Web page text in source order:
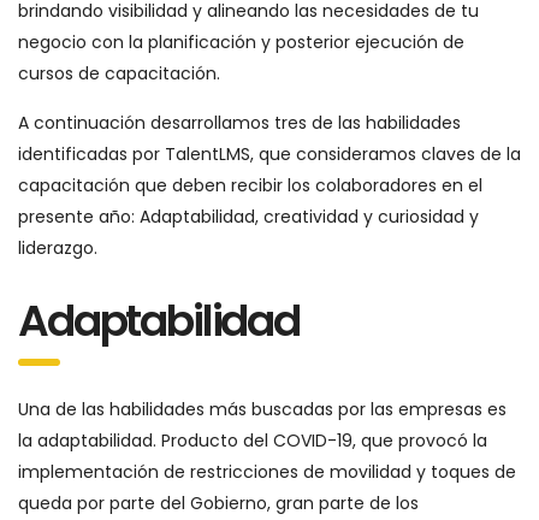
brindando visibilidad y alineando las necesidades de tu
negocio con la planificación y posterior ejecución de
cursos de capacitación.
A continuación desarrollamos tres de las habilidades
identificadas por TalentLMS, que consideramos claves de la
capacitación que deben recibir los colaboradores en el
presente año: Adaptabilidad, creatividad y curiosidad y
liderazgo.
Adaptabilidad
Una de las habilidades más buscadas por las empresas es
la adaptabilidad. Producto del COVID-19, que provocó la
implementación de restricciones de movilidad y toques de
queda por parte del Gobierno, gran parte de los